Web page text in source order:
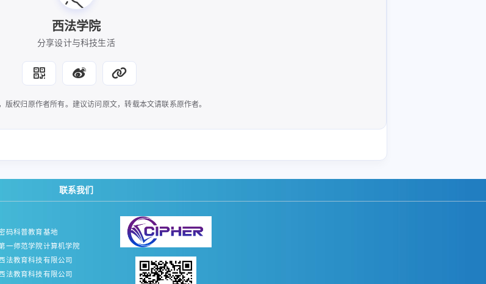
西法学院
分享设计与科技生活
版权归原作者所有。建议访问原文，转载本文请联系原作者。
联系我们
码科普教育基地
一师范学院计算机学院
科技有限公司
法教育科技有限公司